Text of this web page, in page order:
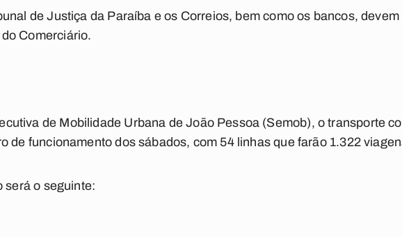
de Justiça da Paraíba e os Correios, bem como os bancos, devem
Comerciário.
de Mobilidade Urbana de João Pessoa (Semob), o transporte
de funcionamento dos sábados, com 54 linhas que farão 1.322
será o seguinte: